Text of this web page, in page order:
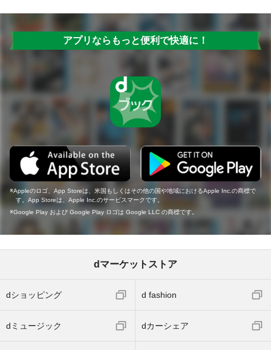
アプリならもっと便利で快適に！
Appleのロゴ、App Storeは、米国もしくはその他の国や地域におけるApple Inc.の商標で
す。App Storeは、Apple Inc.のサービスマークです。
Google Play および Google Play ロゴは Google LLC の商標です。
dマーケットストア
dショッピング d fashion
dミュージック dカーシェア